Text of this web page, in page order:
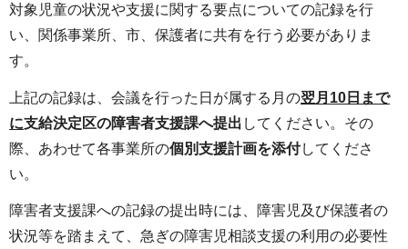
対象児童の状況や支援に関する要点についての記録を行
い、関係事業所、市、保護者に共有を行う必要がありま
す。
上記の記録は、会議を行った日が属する月の翌月10日まで
に支給決定区の障害者支援課へ提出 してください。その
際、あわせて各事業所の個別支援計画を添付してくださ
い。
障害者支援課への記録の提出時には、障害児及び保護者の
状況等を踏まえて、急ぎの障害児相談支援の利用の必要性